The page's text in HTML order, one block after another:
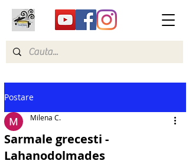
Postare
Sarmale grecesti -
Lahanodolmades
Milena C.